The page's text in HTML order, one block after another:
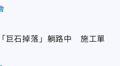
巨石掉落」躺路中 施工單